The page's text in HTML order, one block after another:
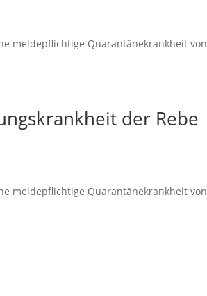
meldepflichtige Quarantänekrankheit von
der Rebe
meldepflichtige Quarantänekrankheit von